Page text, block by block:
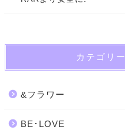
カテゴリー
&フラワー
BE･LOVE